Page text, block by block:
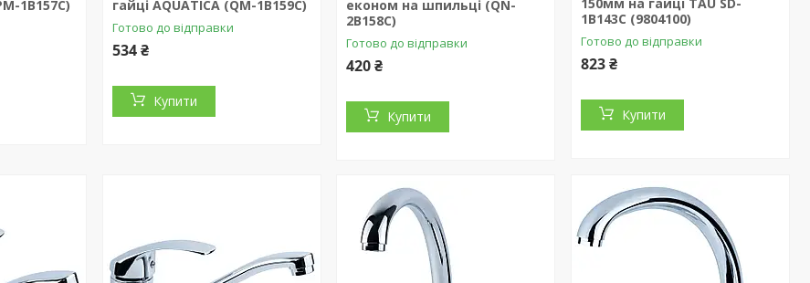
1B157C)
гайці AQUATICA (QM-1B159C)
Готово до відправки
534 ₴
Купити
економ на шпильці (QN-
2B158C)
Готово до відправки
420 ₴
Купити
1B143C (9804100)
Готово до відправки
823 ₴
Купити